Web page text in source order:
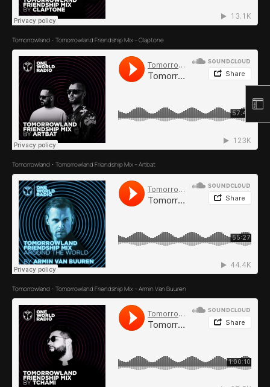
Tomorrowland · Tomorrowland Friendship Mix – Claptone
Tomorrowland · Tomorrowland Friendship Mix – Artbat
Tomorrowland · Tomorrowland Friendship Mix – Armin Van Buuren